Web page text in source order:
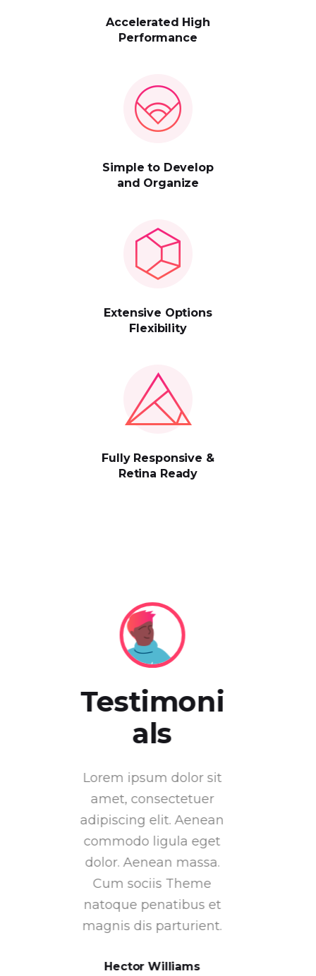
Accelerated High
Performance
Simple to Develop
and Organize
Extensive Options
Flexibility
Fully Responsive &
Retina Ready
ipsum dolor sit
consectetuer
elit. Aenean
ligula eget
Aenean massa.
sociis Theme
penatibus et
dis parturient.
Testimoni
Lorem ipsum dolor sit
amet, consectetuer
adipiscing elit. Aenean
commodo ligula eget
dolor. Aenean massa.
Cum sociis Theme
natoque penatibus et
magnis dis parturient.
Mark Benson